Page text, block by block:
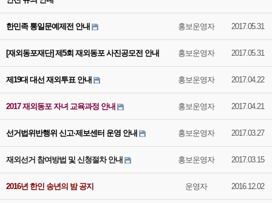
한민족 통일문예제전 안내 홍보운영자 2017.05.31
[재외동포재단] 제5회 재외동포 사진공모전 안내 홍보운영자 2017.05.31
제19대 대선 재외투표 안내 홍보운영자 2017.04.22
2017 재외동포 자녀 교육과정 안내 홍보운영자 2017.04.21
선거법위반행위 신고·제보센터 운영 안내 홍보운영자 2017.03.27
재외선거 참여방법 및 신청절차 안내 홍보운영자 2017.03.15
2016년 한인 송년의 밤 공지 운영자 2016.12.02